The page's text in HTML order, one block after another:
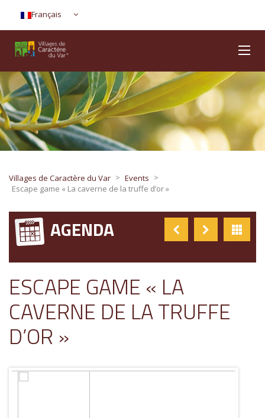
Français
Villages de Caractère du Var > Events >
Escape game « La caverne de la truffe d’or »
AGENDA
ESCAPE GAME « LA
CAVERNE DE LA TRUFFE
D’OR »